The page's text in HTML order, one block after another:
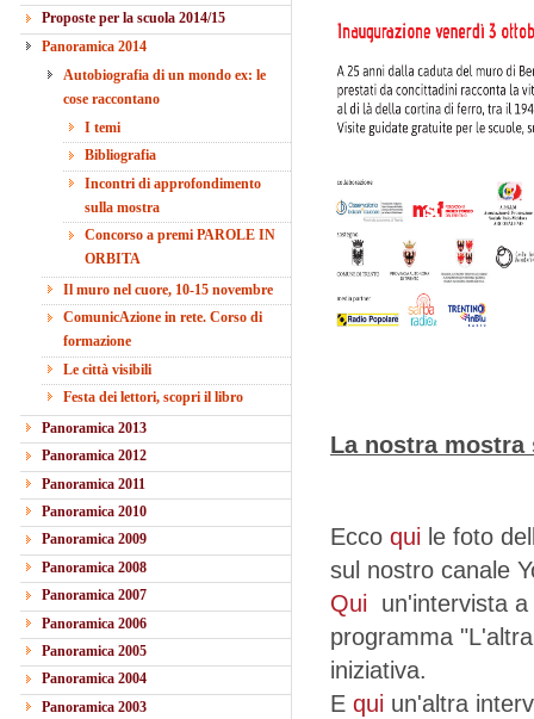
Proposte per la scuola 2014/15
Panoramica 2014
Autobiografia di un mondo ex: le
cose raccontano
I temi
Bibliografia
Incontri di approfondimento
sulla mostra
Concorso a premi PAROLE IN
ORBITA
Il muro nel cuore, 10-15 novembre
ComunicAzione in rete. Corso di
formazione
Le città visibili
Festa dei lettori, scopri il libro
Panoramica 2013
Panoramica 2012
Panoramica 2011
Panoramica 2010
Panoramica 2009
Panoramica 2008
Panoramica 2007
Panoramica 2006
Panoramica 2005
Panoramica 2004
Panoramica 2003
La nostra mostra
Ecco qui le foto
sul nostro canale
Qui
un'intervista
programma
iniziativa.
E qui un'altra